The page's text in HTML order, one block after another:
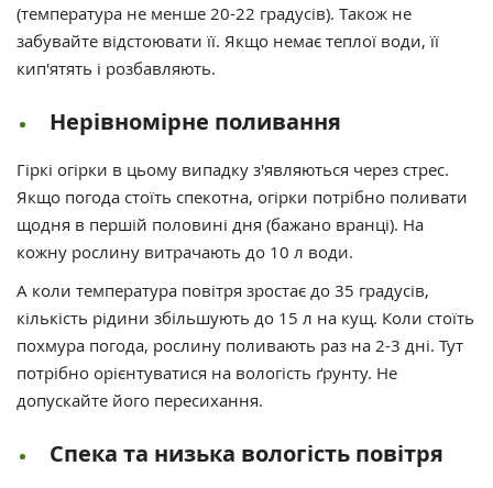
(температура не менше 20-22 градусів). Також не
забувайте відстоювати її. Якщо немає теплої води, її
кип'ятять і розбавляють.
Нерівномірне поливання
Гіркі огірки в цьому випадку з'являються через стрес.
Якщо погода стоїть спекотна, огірки потрібно поливати
щодня в першій половині дня (бажано вранці). На
кожну рослину витрачають до 10 л води.
А коли температура повітря зростає до 35 градусів,
кількість рідини збільшують до 15 л на кущ. Коли стоїть
похмура погода, рослину поливають раз на 2-3 дні. Тут
потрібно орієнтуватися на вологість ґрунту. Не
допускайте його пересихання.
Спека та низька вологість повітря